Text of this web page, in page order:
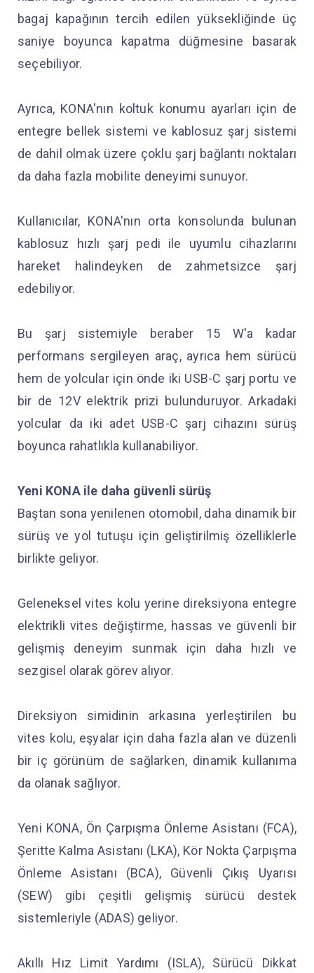
bagaj kapağının tercih edilen yüksekliğinde üç
saniye boyunca kapatma düğmesine basarak
seçebiliyor.
Ayrıca, KONA'nın koltuk konumu ayarları için de
entegre bellek sistemi ve kablosuz şarj sistemi
de dahil olmak üzere çoklu şarj bağlantı noktaları
da daha fazla mobilite deneyimi sunuyor.
Kullanıcılar, KONA'nın orta konsolunda bulunan
kablosuz hızlı şarj pedi ile uyumlu cihazlarını
hareket halindeyken de zahmetsizce şarj
edebiliyor.
Bu şarj sistemiyle beraber 15 W'a kadar
performans sergileyen araç, ayrıca hem sürücü
hem de yolcular için önde iki USB-C şarj portu ve
bir de 12V elektrik prizi bulunduruyor. Arkadaki
yolcular da iki adet USB-C şarj cihazını sürüş
boyunca rahatlıkla kullanabiliyor.
Yeni KONA ile daha güvenli sürüş
Baştan sona yenilenen otomobil, daha dinamik bir
sürüş ve yol tutuşu için geliştirilmiş özelliklerle
birlikte geliyor.
Geleneksel vites kolu yerine direksiyona entegre
elektrikli vites değiştirme, hassas ve güvenli bir
gelişmiş deneyim sunmak için daha hızlı ve
sezgisel olarak görev alıyor.
Direksiyon simidinin arkasına yerleştirilen bu
vites kolu, eşyalar için daha fazla alan ve düzenli
bir iç görünüm de sağlarken, dinamik kullanıma
da olanak sağlıyor.
Yeni KONA, Ön Çarpışma Önleme Asistanı (FCA),
Şeritte Kalma Asistanı (LKA), Kör Nokta Çarpışma
Önleme Asistanı (BCA), Güvenli Çıkış Uyarısı
(SEW) gibi çeşitli gelişmiş sürücü destek
sistemleriyle (ADAS) geliyor.
Akıllı Hız Limit Yardımı (ISLA), Sürücü Dikkat